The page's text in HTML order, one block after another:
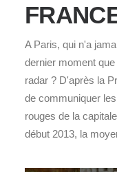
A Paris, qui n'a
dernier moment
radar ? D'après la
de communiquer
rouges de la
début 2013, la